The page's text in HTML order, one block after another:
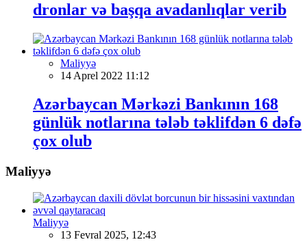
dronlar və başqa avadanlıqlar verib
Maliyyə
14 Aprel 2022 11:12
Azərbaycan Mərkəzi Bankının 168
günlük notlarına tələb təklifdən 6 dəfə
çox olub
Maliyyə
Maliyyə
13 Fevral 2025, 12:43